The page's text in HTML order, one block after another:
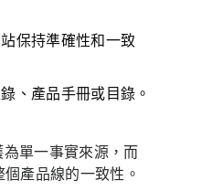
保持準確性和一致
、產品手冊或目錄。
單一事實來源，而
產品線的一致性。